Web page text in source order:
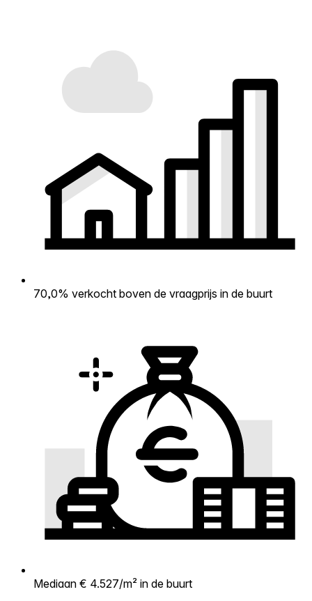
70,0% verkocht boven de vraagprijs in de buurt
Mediaan € 4.527/m² in de buurt